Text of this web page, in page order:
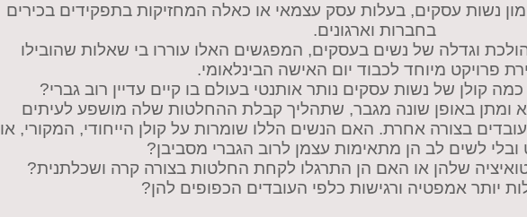
נשות עסקים, בעלות עסק עצמאי או כאלה המחזיקות בתפקידים בכירים
בחברות וארגונים.
וגדלה של נשים בעסקים, המפגשים האלו עוררו בי שאלות שהובילו
פרויקט מיוחד לכבוד יום האישה הבינלאומי.
קולן של נשות עסקים נותר אותנטי בעולם בו קיים עדיין רוב גברי?
ומתן באופן שונה מגבר, שתהליך קבלת ההחלטות שלה מושפע לעיתים
בצורה אחרת. האם הנשים הללו שומרות על קולן הייחודי, המקורי, או
לשים לב הן מתאימות עצמן לרוב הגברי מסביבן?
שלהן או האם הן התרגלו לקחת החלטות בצורה קרה ושכלתנית?
יותר אמפטיה ורגישות כלפי העובדים הכפופים להן?